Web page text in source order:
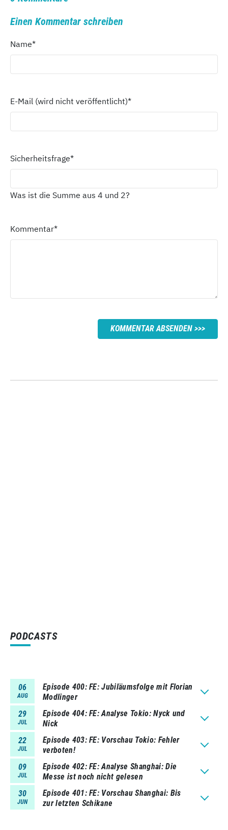
Einen Kommentar schreiben
Name*
E-Mail (wird nicht veröffentlicht)*
Sicherheitsfrage*
Was ist die Summe aus 4 und 2?
Kommentar*
KOMMENTAR ABSENDEN
PODCASTS
06
AUG
Episode 400 FE: Jubiläumsfolge mit Florian
Modlinger
29
JUL
Episode 404 FE: Analyse Tokio: Nyck und
Nick
22
JUL
Episode 403 FE: Vorschau Tokio: Fehler
verboten!
09
JUL
Episode 402 FE: Analyse Shanghai: Die
Messe ist noch nicht gelesen
30
JUN
Episode 401 FE: Vorschau Shanghai: Bis
zur letzten Schikane